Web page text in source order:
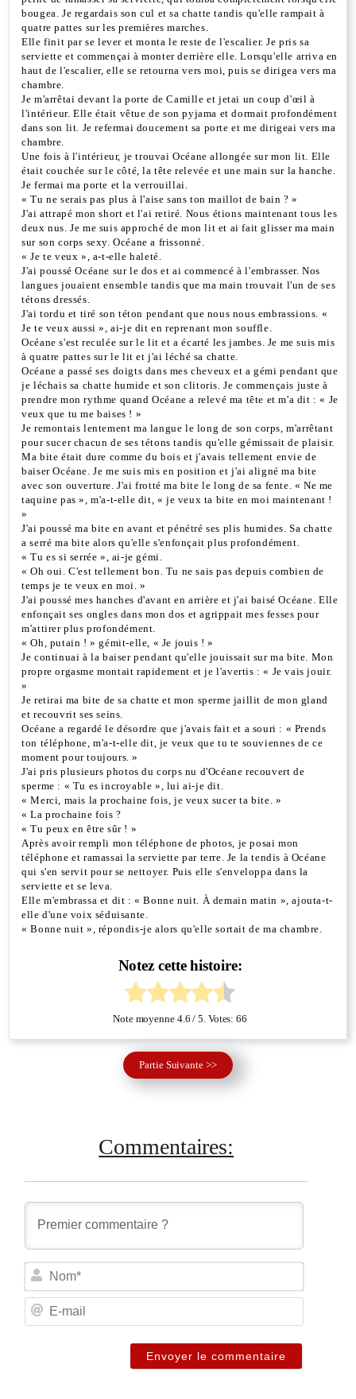
bougea. Je regardais son cul et sa chatte tandis qu'elle rampait à
quatre pattes sur les premières marches.
Elle finit par se lever et monta le reste de l'escalier. Je pris sa
serviette et commençai à monter derrière elle. Lorsqu'elle arriva en
haut de l'escalier, elle se retourna vers moi, puis se dirigea vers ma
chambre.
Je m'arrêtai devant la porte de Camille et jetai un coup d'œil à
l'intérieur. Elle était vêtue de son pyjama et dormait profondément
dans son lit. Je refermai doucement sa porte et me dirigeai vers ma
chambre.
Une fois à l'intérieur, je trouvai Océane allongée sur mon lit. Elle
était couchée sur le côté, la tête relevée et une main sur la hanche.
Je fermai ma porte et la verrouillai.
« Tu ne serais pas plus à l'aise sans ton maillot de bain ? »
J'ai attrapé mon short et l'ai retiré. Nous étions maintenant tous les
deux nus. Je me suis approché de mon lit et ai fait glisser ma main
sur son corps sexy. Océane a frissonné.
« Je te veux », a-t-elle haleté.
J'ai poussé Océane sur le dos et ai commencé à l'embrasser. Nos
langues jouaient ensemble tandis que ma main trouvait l'un de ses
tétons dressés.
J'ai tordu et tiré son téton pendant que nous nous embrassions. «
Je te veux aussi », ai-je dit en reprenant mon souffle.
Océane s'est reculée sur le lit et a écarté les jambes. Je me suis mis
à quatre pattes sur le lit et j'ai léché sa chatte.
Océane a passé ses doigts dans mes cheveux et a gémi pendant que
je léchais sa chatte humide et son clitoris. Je commençais juste à
prendre mon rythme quand Océane a relevé ma tête et m'a dit : « Je
veux que tu me baises ! »
Je remontais lentement ma langue le long de son corps, m'arrêtant
pour sucer chacun de ses tétons tandis qu'elle gémissait de plaisir.
Ma bite était dure comme du bois et j'avais tellement envie de
baiser Océane. Je me suis mis en position et j'ai aligné ma bite
avec son ouverture. J'ai frotté ma bite le long de sa fente. « Ne me
taquine pas », m'a-t-elle dit, « je veux ta bite en moi maintenant !
»
J'ai poussé ma bite en avant et pénétré ses plis humides. Sa chatte
a serré ma bite alors qu'elle s'enfonçait plus profondément.
« Tu es si serrée », ai-je gémi.
« Oh oui. C'est tellement bon. Tu ne sais pas depuis combien de
temps je te veux en moi. »
J'ai poussé mes hanches d'avant en arrière et j'ai baisé Océane. Elle
enfonçait ses ongles dans mon dos et agrippait mes fesses pour
m'attirer plus profondément.
« Oh, putain ! » gémit-elle, « Je jouis ! »
Je continuai à la baiser pendant qu'elle jouissait sur ma bite. Mon
propre orgasme montait rapidement et je l'avertis : « Je vais jouir.
»
Je retirai ma bite de sa chatte et mon sperme jaillit de mon gland
et recouvrit ses seins.
Océane a regardé le désordre que j'avais fait et a souri : « Prends
ton téléphone, m'a-t-elle dit, je veux que tu te souviennes de ce
moment pour toujours. »
J'ai pris plusieurs photos du corps nu d'Océane recouvert de
sperme : « Tu es incroyable », lui ai-je dit.
« Merci, mais la prochaine fois, je veux sucer ta bite. »
« La prochaine fois ?
« Tu peux en être sûr ! »
Après avoir rempli mon téléphone de photos, je posai mon
téléphone et ramassai la serviette par terre. Je la tendis à Océane
qui s'en servit pour se nettoyer. Puis elle s'enveloppa dans la
serviette et se leva.
Elle m'embrassa et dit : « Bonne nuit. À demain matin », ajouta-t-
elle d'une voix séduisante.
« Bonne nuit », répondis-je alors qu'elle sortait de ma chambre.
Notez cette histoire:
Note moyenne 4.6 / 5. Votes:66
Partie Suivante >>
Commentaires:
mail